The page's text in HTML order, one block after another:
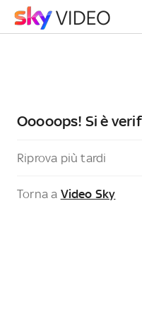
Ooooops! Si è
Riprova più tardi
Torna a Video Sky